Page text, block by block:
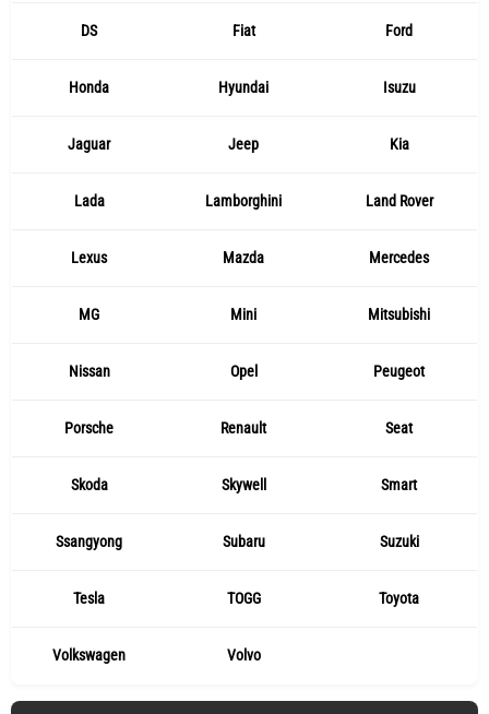
DS Fiat Ford
Honda Hyundai Isuzu
Jaguar Jeep Kia
Lada Lamborghini Land Rover
Lexus Mazda Mercedes
MG Mini Mitsubishi
Nissan Opel Peugeot
Porsche Renault Seat
Skoda Skywell Smart
Ssangyong Subaru Suzuki
Tesla TOGG Toyota
Volkswagen Volvo